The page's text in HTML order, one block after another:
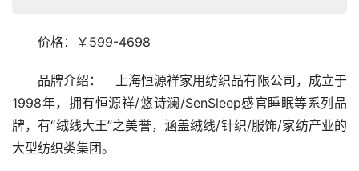
价格：￥599-4698
品牌介绍：　上海恒源祥家用纺织品有限公司，成立于
1998年，拥有恒源祥/悠诗澜/SenSleep感官睡眠等系列品
牌，有“绒线大王”之美誉，涵盖绒线/针织/服饰/家纺产业的
大型纺织类集团。